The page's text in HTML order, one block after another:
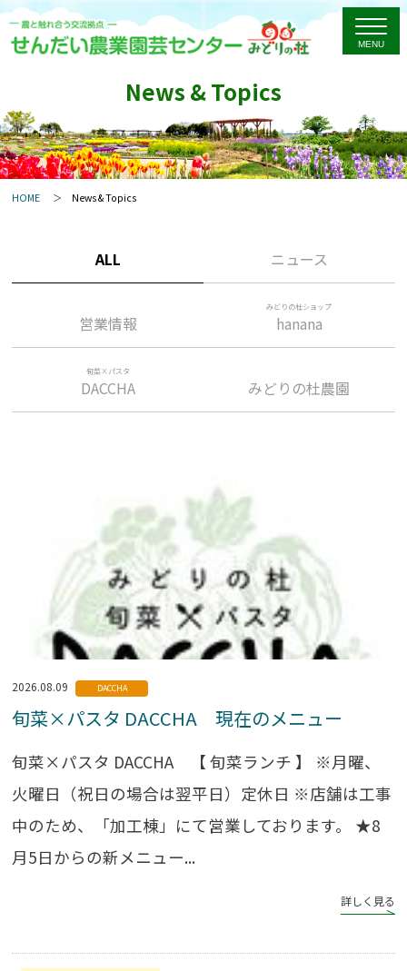
News & Topics
HOME News & Topics
ALL ニュース
営業情報
みどりの杜ショップ
hanana
旬菜×パスタ
DACCHA みどりの杜農園
2026.08.09 DACCHA
旬菜×パスタ DACCHA 現在のメニュー
旬菜×パスタ DACCHA 【 旬菜ランチ 】 ※月曜、
火曜日（祝日の場合は翌平日）定休日 ※店舗は工事
中のため、「加工棟」にて営業しております。 ★8
月5日からの新メニュー...
詳しく見る